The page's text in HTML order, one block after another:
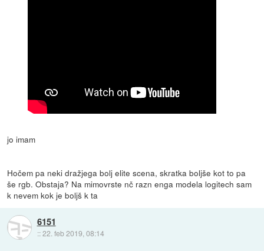
jo imam
Hočem pa neki dražjega bolj elite scena, skratka boljše kot to pa
še rgb. Obstaja? Na mimovrste nč razn enga modela logitech sam
k nevem kok je boljš k ta
6151
::22. feb 2019, 08:14